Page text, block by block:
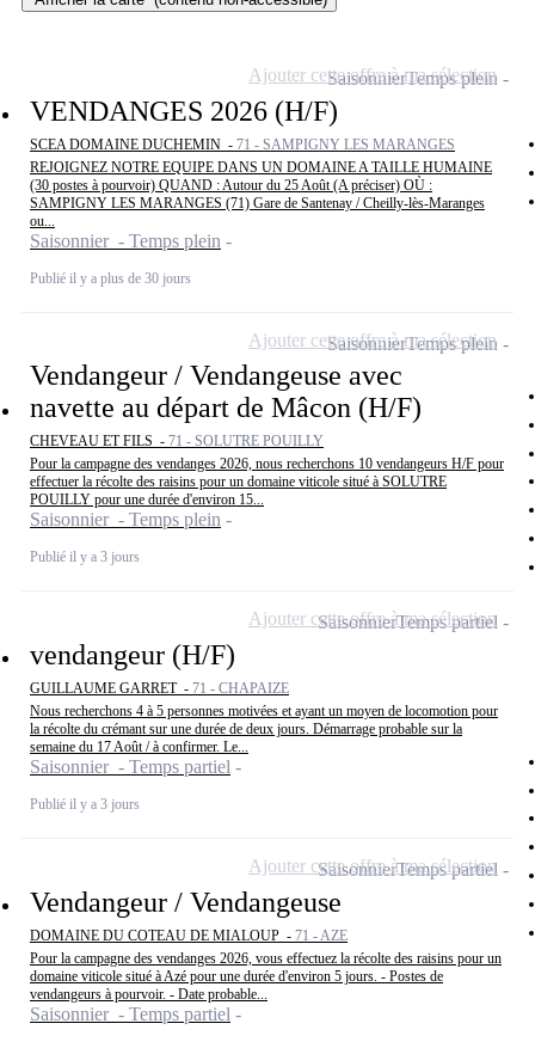
VENDANGES 2026 (H/F)
SCEA DOMAINE DUCHEMIN - 71 - SAMPIGNY LES MARANGES
REJOIGNEZ NOTRE EQUIPE DANS UN DOMAINE A TAILLE HUMAINE
(30 postes à pourvoir) QUAND : Autour du 25 Août (A préciser) OÙ :
SAMPIGNY LES MARANGES (71) Gare de Santenay / Cheilly-lès-Maranges
ou...
Saisonnier - Temps plein
Publié il y a plus de 30 jours
SaisonnierTemps plein
Ajouter cette offre à ma sélection
Vendangeur / Vendangeuse avec
navette au départ de Mâcon (H/F)
CHEVEAU ET FILS - 71 - SOLUTRE POUILLY
Pour la campagne des vendanges 2026, nous recherchons 10 vendangeurs H/F pour
effectuer la récolte des raisins pour un domaine viticole situé à SOLUTRE
POUILLY pour une durée d'environ 15...
Saisonnier - Temps plein
Publié il y a 3 jours
SaisonnierTemps plein
Ajouter cette offre à ma sélection
vendangeur (H/F)
GUILLAUME GARRET - 71 - CHAPAIZE
Nous recherchons 4 à 5 personnes motivées et ayant un moyen de locomotion pour
la récolte du crémant sur une durée de deux jours. Démarrage probable sur la
semaine du 17 Août / à confirmer. Le...
Saisonnier - Temps partiel
Publié il y a 3 jours
SaisonnierTemps partiel
Ajouter cette offre à ma sélection
Vendangeur / Vendangeuse
DOMAINE DU COTEAU DE MIALOUP - 71 - AZE
Pour la campagne des vendanges 2026, vous effectuez la récolte des raisins pour un
domaine viticole situé à Azé pour une durée d'environ 5 jours. - Postes de
vendangeurs à pourvoir. - Date probable...
Saisonnier - Temps partiel
SaisonnierTemps partiel
Ajouter cette offre à ma sélection